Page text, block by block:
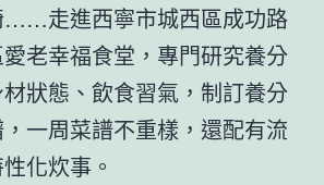
……走進西寧市城西區成功路
老幸福食堂，專門研究養分
狀態、飲食習氣，制訂養分
一周菜譜不重樣，還配有流
化炊事。